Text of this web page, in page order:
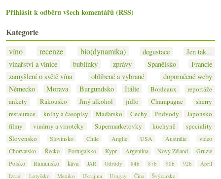
Přihlásit k odběru všech komentářů (RSS)
Kategorie
víno recenze bio(dynamika) degustace
Jen tak...
vinařství a vinice
bublinky zprávy Španělsko
Francie
zamyšlení o světě vína
oblíbené a vybrané
doporučené weby
Německo
Morava Burgundsko Itálie Bordeaux
reportáže
ankety
Rakousko Jiný alkohol jídlo Champagne
sherry
restaurace
knihy a časopisy Maďarsko Čechy Podvody
Japonsko
filmy
vinárny a vinotéky Supermarketovky kuchyně
speciality
Slovensko
Slovinsko Chile Anglie USA Austrálie
video
Chorvatsko
Řecko Portugalsko Kypr Argentina Nový Zéland
Gruzie
Polsko
Rumunsko káva JAR Odrůdy 84b 87b 90b 92b
Apríl
Izrael
Lotyšsko Mexiko Ukrajina Urugay Čína Švýcarsko